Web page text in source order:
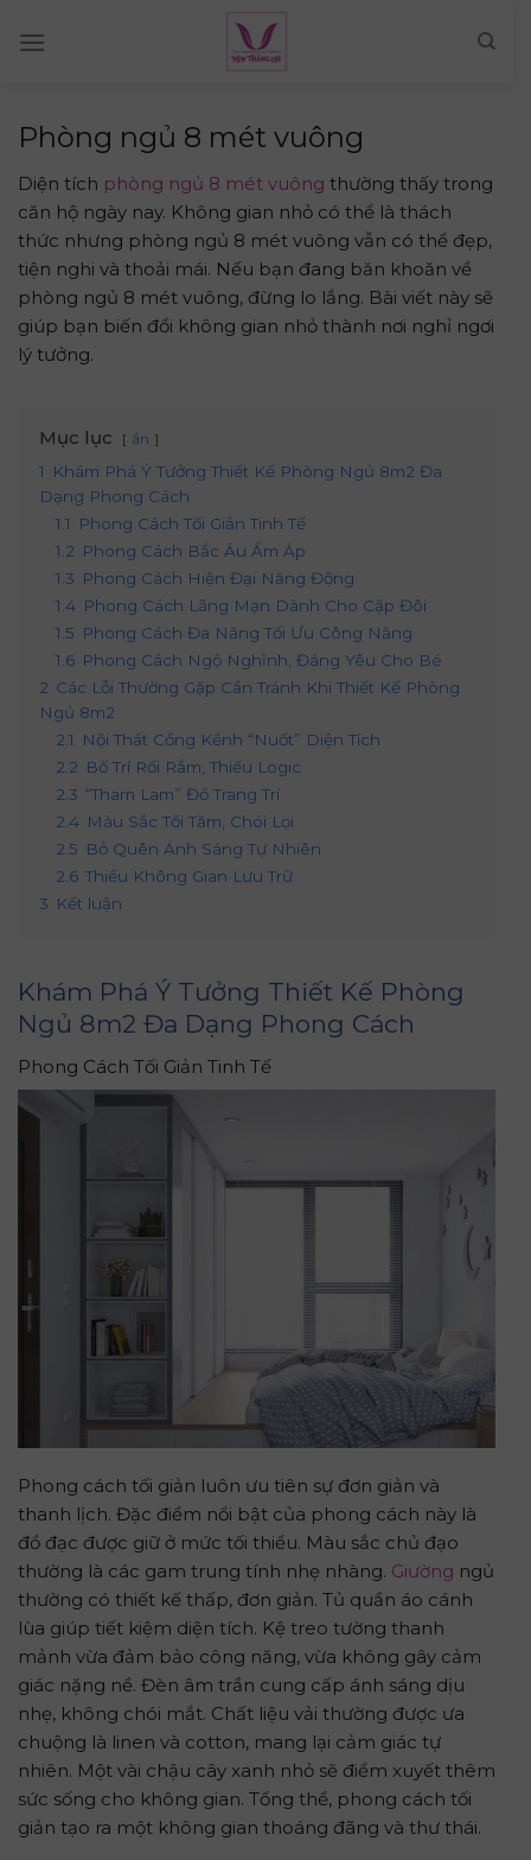
Phòng ngủ 8 mét vuông
Diện tích phòng ngủ 8 mét vuông thường thấy trong
căn hộ ngày nay. Không gian nhỏ có thể là thách
thức nhưng phòng ngủ 8 mét vuông vẫn có thể đẹp,
tiện nghi và thoải mái. Nếu bạn đang băn khoăn về
phòng ngủ 8 mét vuông, đừng lo lắng. Bài viết này sẽ
giúp bạn biến đổi không gian nhỏ thành nơi nghỉ ngơi
lý tưởng.
Mục lục ẩn
1
Khám Phá Ý Tưởng Thiết Kế Phòng Ngủ 8m2 Đa
Dạng Phong Cách
1.1
Phong Cách Tối Giản Tinh Tế
1.2 Phong Cách Bắc Âu Ấm Áp
1.3 Phong Cách Hiện Đại Năng Động
1.4 Phong Cách Lãng Mạn Dành Cho Cặp Đôi
1.5 Phong Cách Đa Năng Tối Ưu Công Năng
1.6 Phong Cách Ngộ Nghĩnh, Đáng Yêu Cho Bé
2 Các Lỗi Thường Gặp Cần Tránh Khi Thiết Kế Phòng
Ngủ 8m2
2.1
Nội Thất Cồng Kềnh “Nuốt” Diện Tích
2.2 Bố Trí Rối Rắm, Thiếu Logic
2.3 “Tham Lam” Đồ Trang Trí
2.4 Màu Sắc Tối Tăm, Chói Lọi
2.5 Bỏ Quên Ánh Sáng Tự Nhiên
2.6 Thiếu Không Gian Lưu Trữ
3 Kết luận
Khám Phá Ý Tưởng Thiết Kế Phòng
Ngủ 8m2 Đa Dạng Phong Cách
Phong Cách Tối Giản Tinh Tế
Phong cách tối giản luôn ưu tiên sự đơn giản và
thanh lịch. Đặc điểm nổi bật của phong cách này là
đồ đạc được giữ ở mức tối thiểu. Màu sắc chủ đạo
thường là các gam trung tính nhẹ nhàng. Giường ngủ
thường có thiết kế thấp, đơn giản. Tủ quần áo cánh
lùa giúp tiết kiệm diện tích. Kệ treo tường thanh
mảnh vừa đảm bảo công năng, vừa không gây cảm
giác nặng nề. Đèn âm trần cung cấp ánh sáng dịu
nhẹ, không chói mắt. Chất liệu vải thường được ưa
chuộng là linen và cotton, mang lại cảm giác tự
nhiên. Một vài chậu cây xanh nhỏ sẽ điểm xuyết thêm
sức sống cho không gian. Tổng thể, phong cách tối
giản tạo ra một không gian thoáng đãng và thư thái.